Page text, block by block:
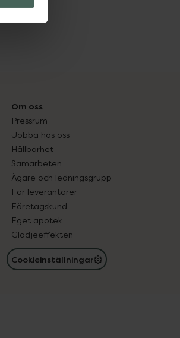
Om oss
Pressrum
Jobba hos oss
Hållbarhet
Samarbeten
Ägare och ledningsgrupp
För leverantörer
Företagskund
Eget apotek
Glädjeeffekten
Cookieinställningar